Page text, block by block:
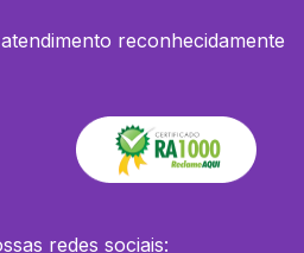
reconhecidamente
redes sociais: